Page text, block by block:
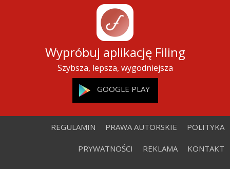
Wypróbuj aplikację Filing
Szybsza, lepsza, wygodniejsza
GOOGLE PLAY
REGULAMIN PRAWA AUTORSKIE POLITYKA
PRYWATNOŚCI REKLAMA KONTAKT